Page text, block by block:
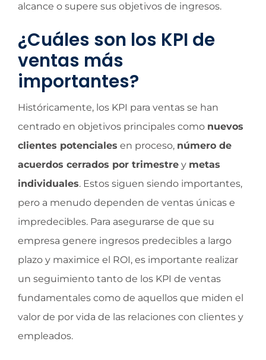
alcance o supere sus objetivos de ingresos.
¿Cuáles son los KPI de
ventas más
importantes?
Históricamente, los KPI para ventas se han
centrado en objetivos principales como nuevos
clientes potenciales en proceso, número de
acuerdos cerrados por trimestre y metas
individuales. Estos siguen siendo importantes,
pero a menudo dependen de ventas únicas e
impredecibles. Para asegurarse de que su
empresa genere ingresos predecibles a largo
plazo y maximice el ROI, es importante realizar
un seguimiento tanto de los KPI de ventas
fundamentales como de aquellos que miden el
valor de por vida de las relaciones con clientes y
empleados.